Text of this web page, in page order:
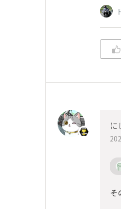
に
そ